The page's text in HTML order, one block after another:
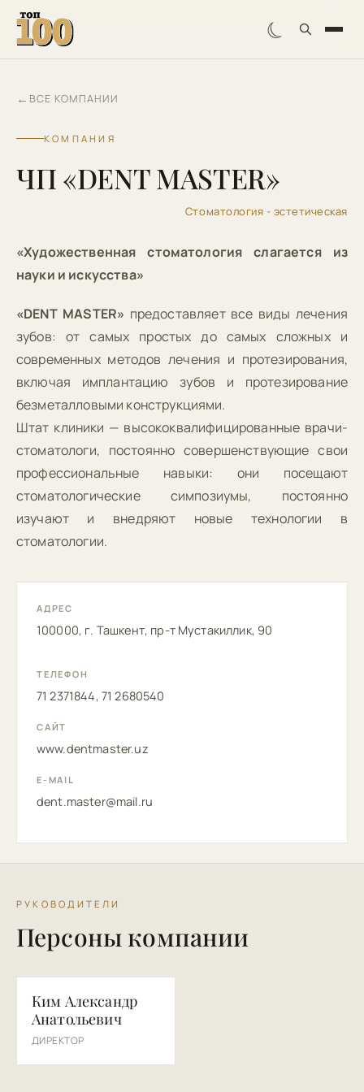
☾
← ВСЕ КОМПАНИИ
КОМПАНИЯ
ЧП «DENT MASTER»
Стоматология - эстетическая
«Художественная стоматология слагается из
науки и искусства»
«DENT MASTER» предоставляет все виды лечения
зубов: от самых простых до самых сложных и
современных методов лечения и протезирования,
включая имплантацию зубов и протезирование
безметалловыми конструкциями.
Штат клиники — высококвалифицированные врачи-
стоматологи, постоянно совершенствующие свои
профессиональные навыки: они посещают
стоматологические симпозиумы, постоянно
изучают и внедряют новые технологии в
стоматологии.
АДРЕС
100000, г. Ташкент, пр-т Мустакиллик, 90
ТЕЛЕФОН
71 2371844, 71 2680540
САЙТ
www.dentmaster.uz
E-MAIL
dent.master@mail.ru
РУКОВОДИТЕЛИ
Персоны компании
КА
Ким Александр
Анатольевич
ДИРЕКТОР